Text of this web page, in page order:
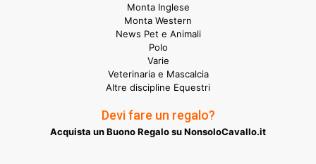
Monta Inglese
Monta Western
News Pet e Animali
Polo
Varie
Veterinaria e Mascalcia
Altre discipline Equestri
Devi fare un regalo?
Acquista un Buono Regalo su NonsoloCavallo.it